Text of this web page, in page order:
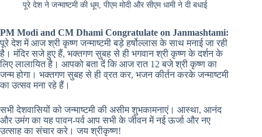
पूरे देश ने जन्माष्टमी की धूम, पीएम मोदी और सीएम धामी ने दी बधाई
PM Modi and CM Dhami Congratulate on Janmashtami:
पूरे देश में आज श्री कृष्ण जन्माष्टमी बड़े हर्षोल्लास के साथ मनाई जा रही
है। मंदिर सजे हुए हैं, भक्तगण सुबह से ही भगवान श्री कृष्ण के दर्शन के
लिए लालायित है। आपको बता दें कि आज रात 12 बजे श्री कृष्ण का
जन्म होगा। भक्तगण सुबह से ही व्रत कर, भजन कीर्तन करके जन्माष्टमी
का उत्सव मना रहे हैं।
सभी देशवासियों को जन्माष्टमी की असीम शुभकामनाएं। आस्था, आनंद
और उमंग का यह पावन-पर्व आप सभी के जीवन में नई ऊर्जा और नए
उत्साह का संचार करे। जय श्रीकृष्ण!